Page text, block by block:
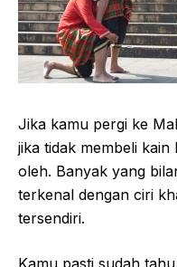
Jika kamu pergi ke
jika tidak membeli
oleh. Banyak yang
terkenal dengan ciri
tersendiri.